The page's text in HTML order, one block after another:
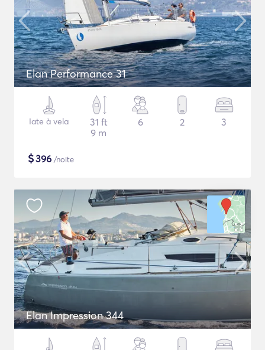
Elan Performance 31
Iate à vela
31 ft
9 m
6 2 3
$396 /noite
Elan Impression 344